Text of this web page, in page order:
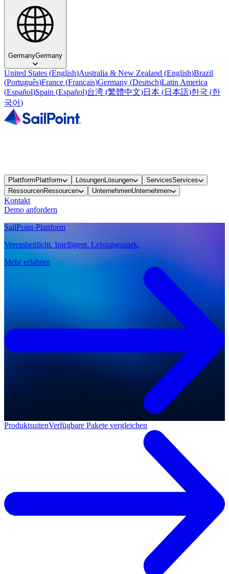
GermanyGermany
United States (English)Australia & New Zealand (English)Brazil
(Português)France (Français)Germany (Deutsch)Latin America
(Español)Spain (Español)台湾 (繁體中文)日本 (日本語)한국 (한
국어)
Plattform Plattform LösungenLösungen ServicesServices
RessourcenRessourcen UnternehmenUnternehmen
Kontakt
Demo anfordern
SailPoint-Plattform
Vereinheitlicht. Intelligent. Leistungsstark.
Mehr erfahren
ProduktsuitenVerfügbare Pakete vergleichen